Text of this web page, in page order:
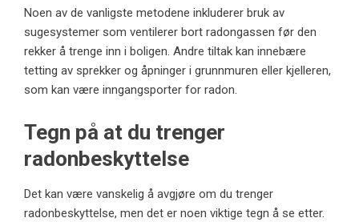
Noen av de vanligste metodene inkluderer bruk av
sugesystemer som ventilerer bort radongassen før den
rekker å trenge inn i boligen. Andre tiltak kan innebære
tetting av sprekker og åpninger i grunnmuren eller kjelleren,
som kan være inngangsporter for radon.
Tegn på at du trenger
radonbeskyttelse
Det kan være vanskelig å avgjøre om du trenger
radonbeskyttelse, men det er noen viktige tegn å se etter.